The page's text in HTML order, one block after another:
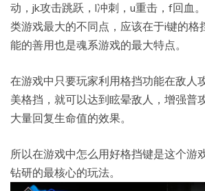
动，jk攻击跳跃，l冲刺，u重击，f回血
类游戏最大的不同点，应该在于i键的格
能的善用也是魂系游戏的最大特点。
在游戏中只要玩家利用格挡功能在敌人
美格挡，就可以达到眩晕敌人，增强普
大量回复生命值的效果。
所以在游戏中怎么用好格挡键是这个游
钻研的最核心的玩法。